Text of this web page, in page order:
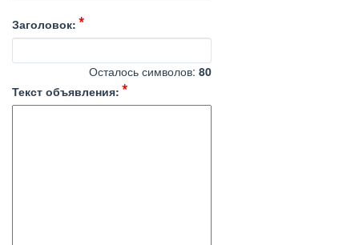
Заголовок:
Осталось символов: 80
Текст объявления: